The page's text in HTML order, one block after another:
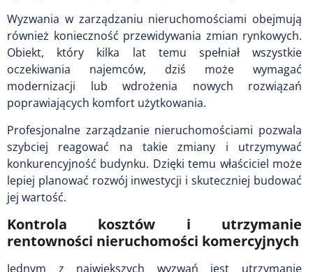
Wyzwania w zarządzaniu nieruchomościami obejmują
również konieczność przewidywania zmian rynkowych.
Obiekt, który kilka lat temu spełniał wszystkie
oczekiwania najemców, dziś może wymagać
modernizacji lub wdrożenia nowych rozwiązań
poprawiających komfort użytkowania.
Profesjonalne zarządzanie nieruchomościami pozwala
szybciej reagować na takie zmiany i utrzymywać
konkurencyjność budynku. Dzięki temu właściciel może
lepiej planować rozwój inwestycji i skuteczniej budować
jej wartość.
Kontrola kosztów i utrzymanie
rentowności nieruchomości komercyjnych
Jednym z największych wyzwań jest utrzymanie